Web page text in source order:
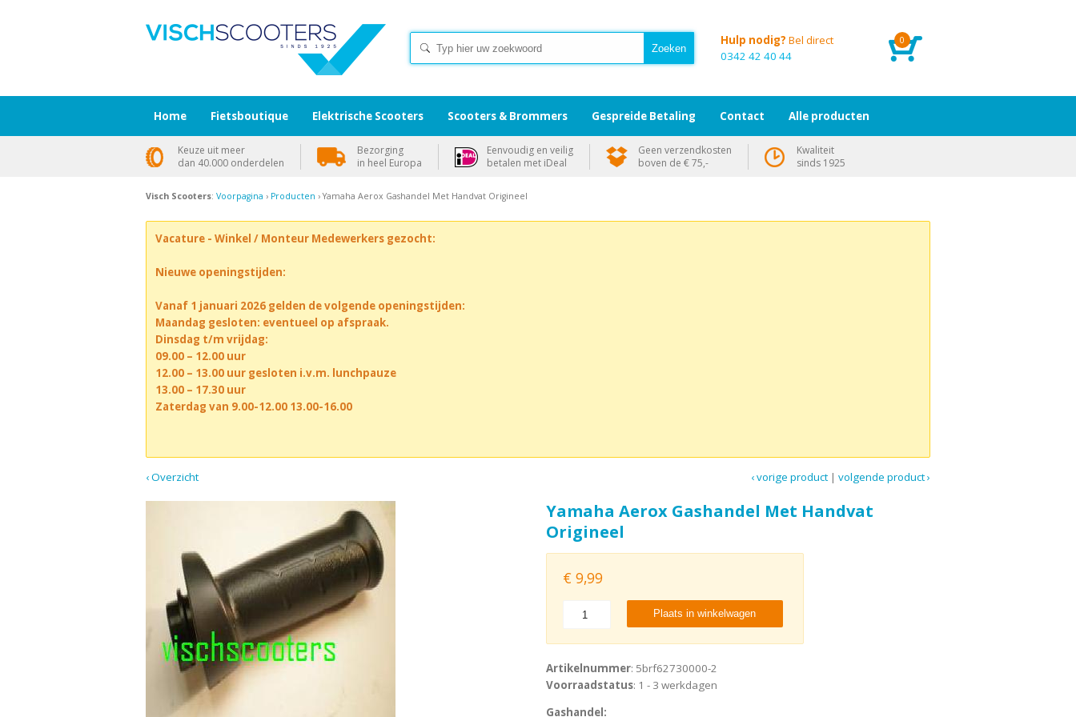
0
Hulp nodig? Bel direct
0342 42 40 44
Visch Scooters: Voorpagina › Producten › Yamaha Aerox Gashandel Met Handvat Origineel
Vacature - Winkel / Monteur Medewerkers gezocht:
Nieuwe openingstijden:
Vanaf 1 januari 2026 gelden de volgende openingstijden:
Maandag gesloten: eventueel op afspraak.
Dinsdag t/m vrijdag:
09.00 – 12.00 uur
12.00 – 13.00 uur gesloten i.v.m. lunchpauze
13.00 – 17.30 uur
Zaterdag van 9.00-12.00 13.00-16.00
‹ Overzicht volgende product ›
|
‹ vorige product
Yamaha Aerox Gashandel Met Handvat
Origineel
€ 9,99
Plaats in winkelwagen
Artikelnummer: 5brf62730000-2
Voorraadstatus: 1 - 3 werkdagen
Gashandel:
Home Fietsboutique Elektrische Scooters Scooters & Brommers Gespreide Betaling Contact Alle producten
Keuze uit meer
dan 40.000 onderdelen
Bezorging
in heel Europa
Eenvoudig en veilig
betalen met iDeal
Geen verzendkosten
boven de € 75,-
Kwaliteit
sinds 1925